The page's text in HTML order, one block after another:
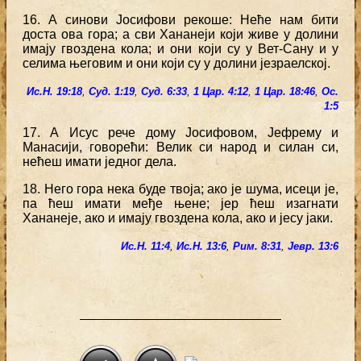
16. А синови Јосифови рекоше: Неће нам бити
доста ова гора; а сви Хананеји који живе у долини
имају гвоздена кола; и они који су у Вет-Сану и у
селима његовим и они који су у долини језраелској.
Ис.Н. 19:18, Суд. 1:19, Суд. 6:33, 1 Цар. 4:12, 1 Цар. 18:46, Ос.
1:5
17. А Исус рече дому Јосифовом, Јефрему и
Манасији, говорећи: Велик си народ и силан си,
нећеш имати једног дела.
18. Него гора нека буде твоја; ако је шума, исеци је,
па ћеш имати међе њене; јер ћеш изагнати
Хананеје, ако и имају гвоздена кола, ако и јесу јаки.
Ис.Н. 11:4, Ис.Н. 13:6, Рим. 8:31, Јевр. 13:6